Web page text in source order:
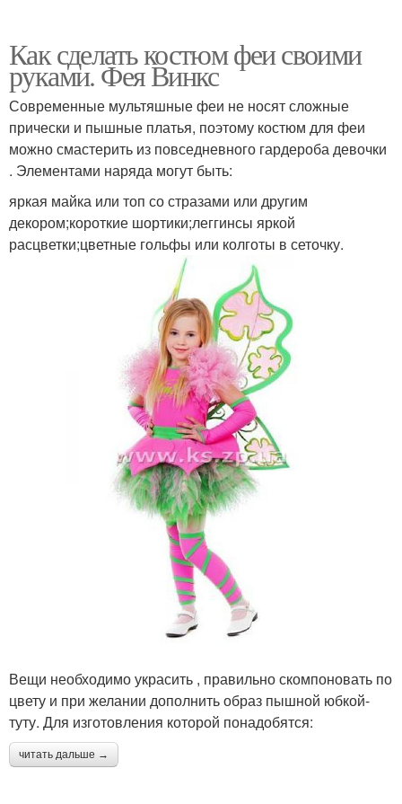
Как сделать костюм феи своими
руками. Фея Винкс
Современные мультяшные феи не носят сложные
прически и пышные платья, поэтому костюм для феи
можно смастерить из повседневного гардероба девочки
. Элементами наряда могут быть:
яркая майка или топ со стразами или другим
декором;короткие шортики;леггинсы яркой
расцветки;цветные гольфы или колготы в сеточку.
Вещи необходимо украсить , правильно скомпоновать по
цвету и при желании дополнить образ пышной юбкой-
туту. Для изготовления которой понадобятся:
читать дальше →